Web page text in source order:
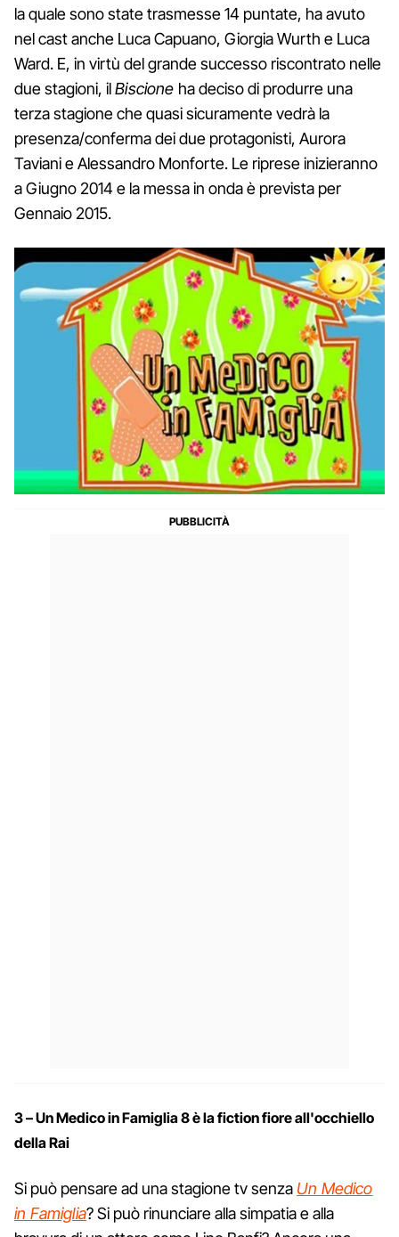
la quale sono state trasmesse 14 puntate, ha avuto
nel cast anche Luca Capuano, Giorgia Wurth e Luca
Ward. E, in virtù del grande successo riscontrato nelle
due stagioni, ilBiscione ha deciso di produrre una
terza stagione che quasi sicuramente vedrà la
presenza/conferma dei due protagonisti, Aurora
Taviani e Alessandro Monforte. Le riprese inizieranno
a Giugno 2014 e la messa in onda è prevista per
Gennaio 2015.
3 – Un Medico in Famiglia 8 è la fiction fiore all'occhiello
della Rai
Si può pensare ad una stagione tv senza Un Medico
in Famiglia? Si può rinunciare alla simpatia e alla